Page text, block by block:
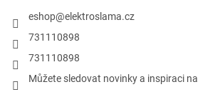
eshop@elektroslama.cz
731110898
731110898
Můžete sledovat novinky a inspiraci na